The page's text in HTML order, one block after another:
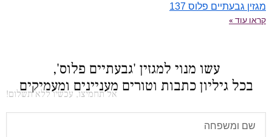
מגזין גבעתיים פלוס 137
קראו עוד »
עשו מנוי למגזין 'גבעתיים פלוס',
בכל גיליון כתבות וטורים מעניינים ומעמיקים
אל תחמיצו, עכשיו ללא תשלום!